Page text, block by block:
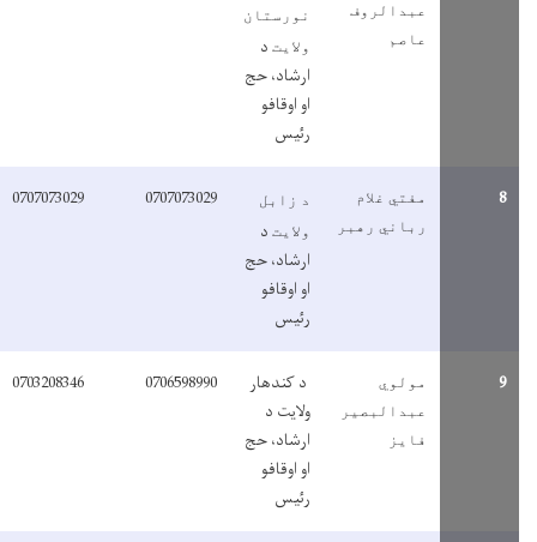
عبدالروف
عاصم
نورستان
ولایت د
ارشاد، حج
او اوقافو
رئیس
مفتي غلام
رباني رهبر
د زابل
ولایت د
ارشاد، حج
او اوقافو
رئیس
0707073029
0707073029
مولوي
عبدالبصیر
فایز
د کندهار
ولایت د
ارشاد، حج
او اوقافو
رئیس
0706598990
0703208346